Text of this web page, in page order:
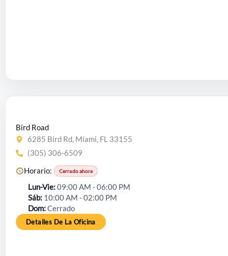
Bird Road
6285 Bird Rd, Miami, FL 33155
(305) 306-6509
Horario: Cerrado ahora
Lun-Vie 09:00 AM - 06:00 PM
Sáb 10:00 AM - 02:00 PM
Dom Cerrado
Detalles De La Oficina